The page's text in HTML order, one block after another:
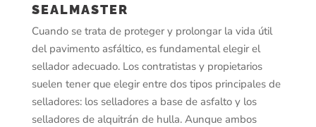
SEALMASTER
Cuando se trata de proteger y prolongar la vida útil
del pavimento asfáltico, es fundamental elegir el
sellador adecuado. Los contratistas y propietarios
suelen tener que elegir entre dos tipos principales de
selladores: los selladores a base de asfalto y los
selladores de alquitrán de hulla. Aunque ambos